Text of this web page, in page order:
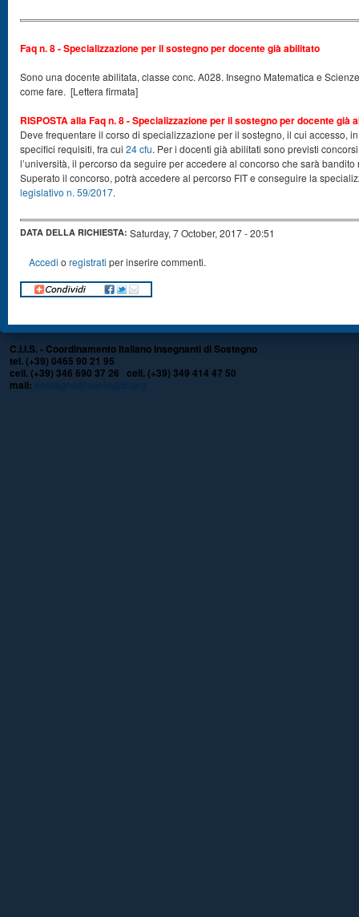
Faq n. 8 - Specializzazione per il sostegno per docente già abilitato
Sono una docente abilitata, classe conc. A028. Insegno Matematica e
come fare. [Lettera firmata]
RISPOSTA alla Faq n. 8 - Specializzazione per il sostegno per docente già
Deve frequentare il corso di specializzazione per il sostegno, il cui accesso,
specifici requisiti, fra cui 24 cfu. Per i docenti già abilitati sono previsti
l’università, il percorso da seguire per accedere al concorso che sarà bandito
Superato il concorso, potrà accedere al percorso FIT e conseguire la
legislativo n. 59/2017.
DATA DELLA RICHIESTA: Saturday, 7 October, 2017 - 20:51
Accedi o registrati per inserire commenti.
C.I.I.S. - Coordinamento Italiano Insegnanti di Sostegno
tel. (+39) 0465 90 21 95
cell. (+39) 346 690 37 26 cell. (+39) 349 414 47 50
mail: